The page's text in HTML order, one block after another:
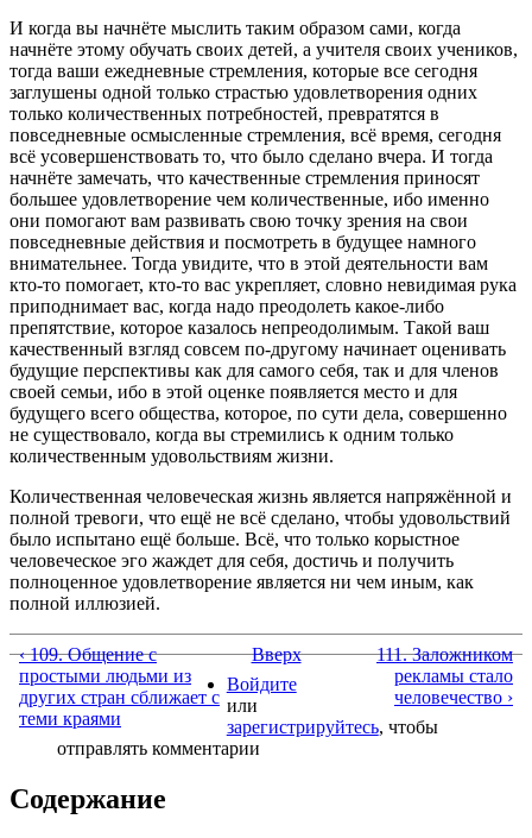
И когда вы начнёте мыслить таким образом сами, когда
начнёте этому обучать своих детей, а учителя своих учеников,
тогда ваши ежедневные стремления, которые все сегодня
заглушены одной только страстью удовлетворения одних
только количественных потребностей, превратятся в
повседневные осмысленные стремления, всё время, сегодня
всё усовершенствовать то, что было сделано вчера. И тогда
начнёте замечать, что качественные стремления приносят
большее удовлетворение чем количественные, ибо именно
они помогают вам развивать свою точку зрения на свои
повседневные действия и посмотреть в будущее намного
внимательнее. Тогда увидите, что в этой деятельности вам
кто-то помогает, кто-то вас укрепляет, словно невидимая рука
приподнимает вас, когда надо преодолеть какое-либо
препятствие, которое казалось непреодолимым. Такой ваш
качественный взгляд совсем по-другому начинает оценивать
будущие перспективы как для самого себя, так и для членов
своей семьи, ибо в этой оценке появляется место и для
будущего всего общества, которое, по сути дела, совершенно
не существовало, когда вы стремились к одним только
количественным удовольствиям жизни.
Количественная человеческая жизнь является напряжённой и
полной тревоги, что ещё не всё сделано, чтобы удовольствий
было испытано ещё больше. Всё, что только корыстное
человеческое эго жаждет для себя, достичь и получить
полноценное удовлетворение является ни чем иным, как
полной иллюзией.
‹ 109. Общение с
простыми людьми из
других стран сближает с
теми краями
Вверх
111. Заложником
рекламы стало
человечество ›
Войдите
или
зарегистрируйтесь, чтобы
отправлять комментарии
Содержание